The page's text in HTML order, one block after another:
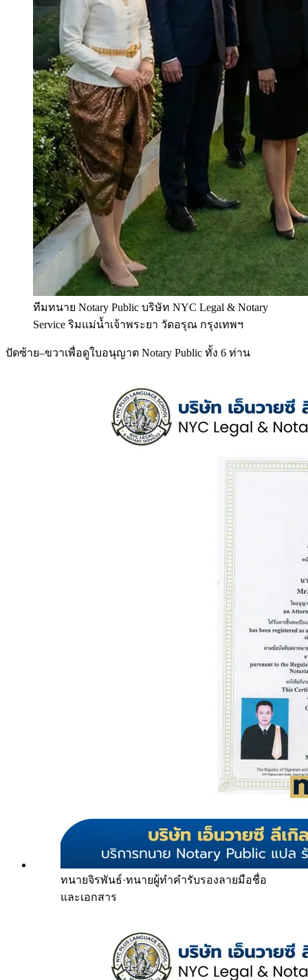
ทีมทนาย Notary Public บริษัท NYC Legal & Notary
Service ริมแม่น้ำเจ้าพระยา วัดอรุณ กรุงเทพฯ
ปัดซ้าย–ขวาเพื่อดูใบอนุญาต Notary Public ทั้ง 6 ท่าน
ทนายจิรพันธ์·ทนายผู้ทำคำรับรองลายมือชื่อ
และเอกสาร